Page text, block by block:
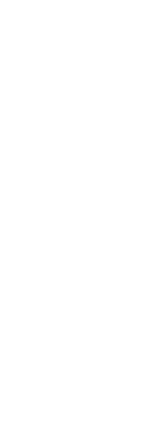
Quer
Entre em
esclareça todas